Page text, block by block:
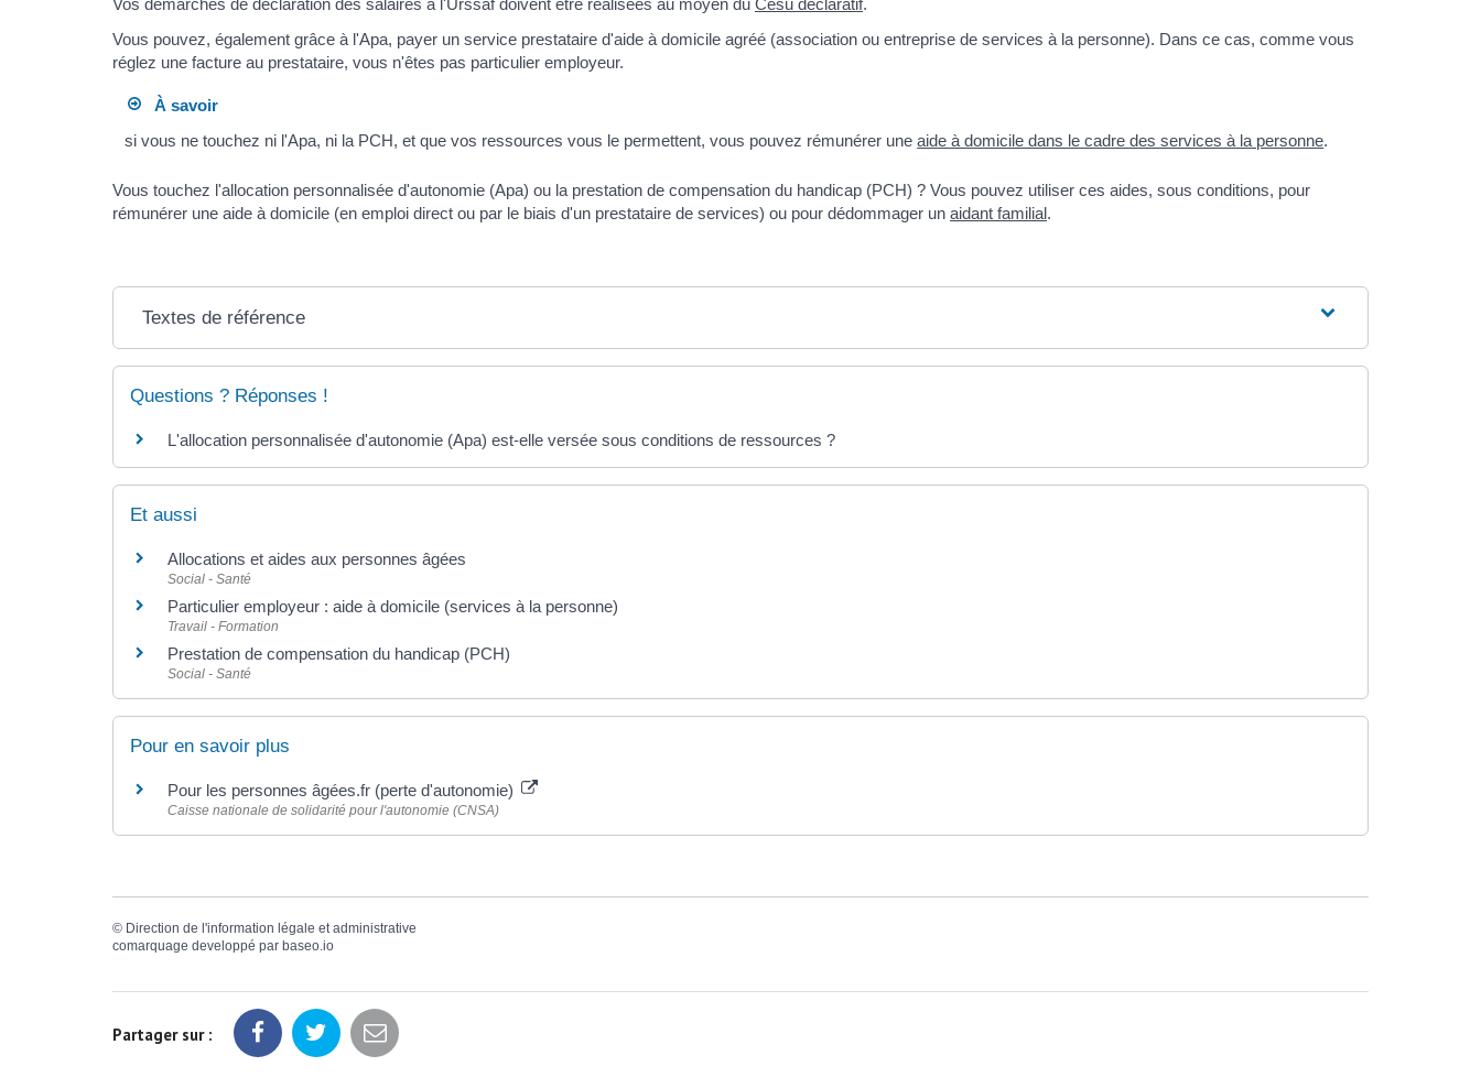
Vos démarches de déclaration des salaires à l'Urssaf doivent être réalisées au moyen du Cesu déclaratif.
Vous pouvez, également grâce à l'Apa, payer un service prestataire d'aide à domicile agréé (association ou entreprise de services à la personne). Dans ce cas, comme vous
réglez une facture au prestataire, vous n'êtes pas particulier employeur.
À savoir
si vous ne touchez ni l'Apa, ni la PCH, et que vos ressources vous le permettent, vous pouvez rémunérer uneaide à domicile dans le cadre des services à la personne.
Vous touchez l'allocation personnalisée d'autonomie (Apa) ou la prestation de compensation du handicap (PCH) ? Vous pouvez utiliser ces aides, sous conditions, pour
rémunérer une aide à domicile (en emploi direct ou par le biais d'un prestataire de services) ou pour dédommager un aidant familial.
Textes de référence
Questions ? Réponses !
L'allocation personnalisée d'autonomie (Apa) est-elle versée sous conditions de ressources ?
Et aussi
Allocations et aides aux personnes âgées
Social - Santé
Particulier employeur : aide à domicile (services à la personne)
Travail - Formation
Prestation de compensation du handicap (PCH)
Social - Santé
Pour en savoir plus
Pour les personnes âgées.fr (perte d'autonomie)
Caisse nationale de solidarité pour l'autonomie (CNSA)
© Direction de l'information légale et administrative
comarquage developpé par baseo.io
Partager sur :